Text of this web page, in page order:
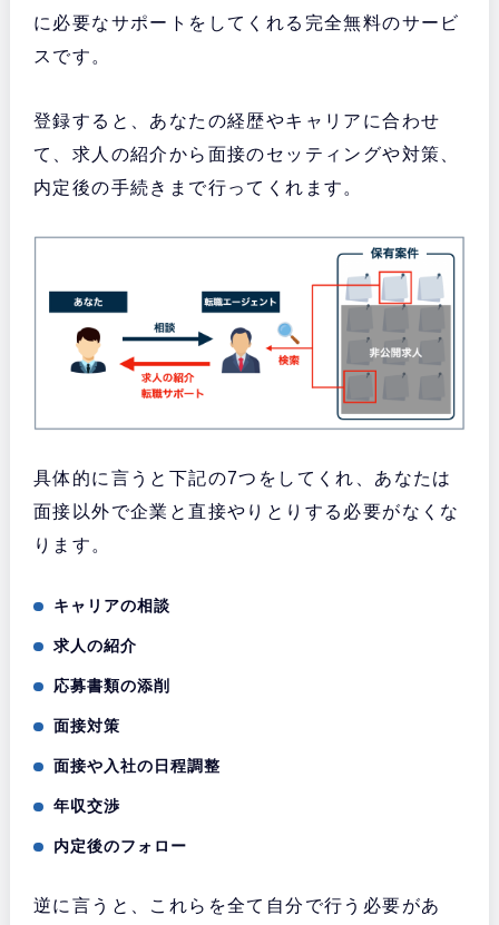
に必要なサポートをしてくれる完全無料のサービ
スです。
登録すると、あなたの経歴やキャリアに合わせ
て、求人の紹介から面接のセッティングや対策、
内定後の手続きまで行ってくれます。
具体的に言うと下記の7つをしてくれ、あなたは
面接以外で企業と直接やりとりする必要がなくな
ります。
キャリアの相談
求人の紹介
応募書類の添削
面接対策
面接や入社の日程調整
年収交渉
内定後のフォロー
逆に言うと、これらを全て自分で行う必要があ